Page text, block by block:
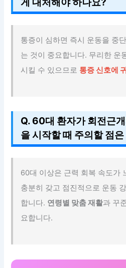
통증이 심하면 즉시 운동을 중
는 것이 중요합니다. 무리한 운
시킬 수 있으므로 통증 신호에
Q. 60대 환자가 회전근
을 시작할 때 주의할 점
60대 이상은 근력 회복 속도가
충분히 갖고 점진적으로 운동
합니다. 연령별 맞춤 재활과 꾸
요합니다.